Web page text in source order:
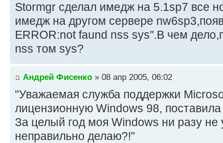
Stormgr сделал имедж на 5.1sp7 все
имедж на другом сервере
ERROR:not faund nss sys".В чем
nss том sys?
Андрей Фисенко » 08 апр 2005, 06:02
"Уважаемая служба поддержки
лицензионную Windows 98,
За целый год моя Windows ни разу не
неправильно делаю?!"